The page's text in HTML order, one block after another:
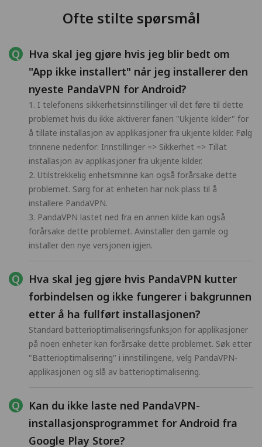
Ofte stilte spørsmål
Hva skal jeg gjøre hvis jeg blir bedt om
"App ikke installert" når jeg installerer den
nyeste PandaVPN for Android?
1. I telefonens sikkerhetsinnstillinger vil det føre til dette
problemet hvis du ikke aktiverer fanen "Ukjente kilder" for
å tillate installasjon av applikasjoner fra ukjente kilder. Følg
trinnene nedenfor: Innstillinger => Sikkerhet => Tillat
installasjon av applikasjoner fra ukjente kilder.
2. Utilstrekkelig enhetsminne kan også forårsake dette
problemet. Sørg for at enheten har nok plass til å
installere PandaVPN.
3. PandaVPN lastet ned fra en annen kilde kan også
forårsake dette problemet. Avinstaller den gamle og
installer den nye versjonen igjen.
Hva skal jeg gjøre hvis PandaVPN kutter
forbindelsen og ikke fungerer i bakgrunnen
etter å ha fullført installasjonen?
Standard batterioptimaliseringsfunksjon for applikasjoner
på noen enheter kan forårsake dette problemet. Søk etter
"Batterioptimalisering" i innstillingene, velg PandaVPN-
applikasjonen og slå av batterioptimalisering.
Kan du ikke laste ned PandaVPN-
installasjonsprogrammet for Android fra
Google Play Store?